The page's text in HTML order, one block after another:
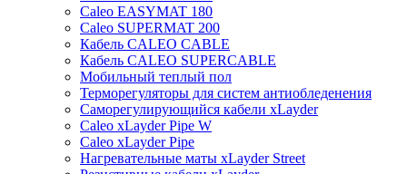
Caleo EASYMAT 180
Caleo SUPERMAT 200
Кабель CALEO CABLE
Кабель CALEO SUPERCABLE
Мобильный теплый пол
Терморегуляторы для систем антиобледенения
Саморегулирующийся кабели xLayder
Caleo xLayder Pipe W
Caleo xLayder Pipe
Нагревательные маты xLayder Street